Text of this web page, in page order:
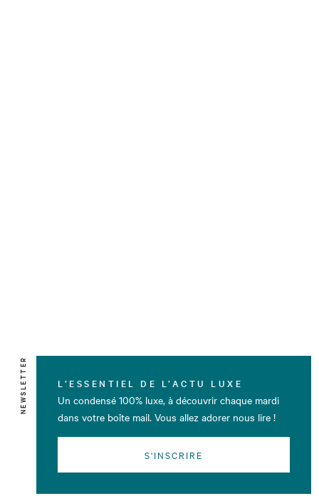
NEWSLETTER L’ESSENTIEL DE L’ACTU LUXE
Un condensé 100% luxe, à découvrir chaque mardi
dans votre boîte mail. Vous allez adorer nous lire !
S'INSCRIRE